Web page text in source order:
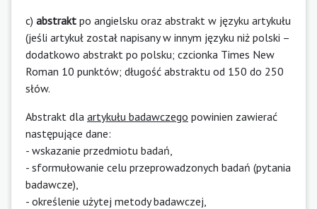
c) abstrakt po angielsku oraz abstrakt w języku artykułu
(jeśli artykuł został napisany w innym języku niż polski –
dodatkowo abstrakt po polsku; czcionka Times New
Roman 10 punktów; długość abstraktu od 150 do 250
słów.
Abstrakt dla artykułu badawczego powinien zawierać
następujące dane:
- wskazanie przedmiotu badań,
- sformułowanie celu przeprowadzonych badań (pytania
badawcze),
- określenie użytej metody badawczej,